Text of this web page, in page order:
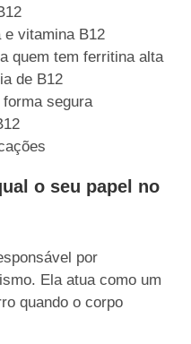
e vitamina B12
quem tem ferritina alta
de B12
segura
o seu papel no
por
Ela atua como um
quando o corpo